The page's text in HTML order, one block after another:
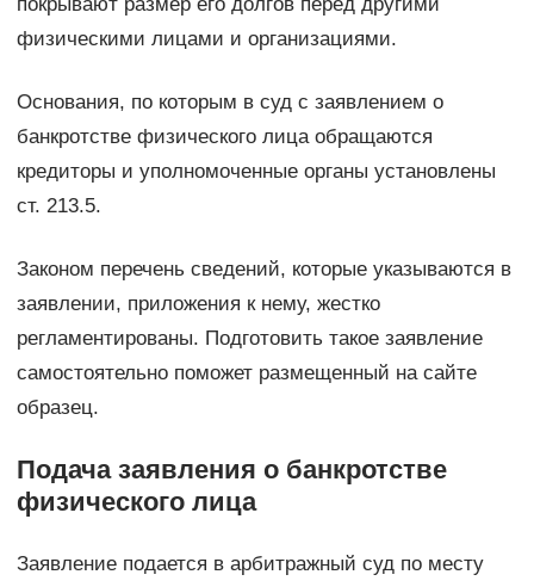
физическими лицами и организациями.
Основания, по которым в суд с заявлением о
банкротстве физического лица обращаются
кредиторы и уполномоченные органы установлены
ст. 213.5.
Законом перечень сведений, которые указываются в
заявлении, приложения к нему, жестко
регламентированы. Подготовить такое заявление
самостоятельно поможет размещенный на сайте
образец.
Подача заявления о банкротстве
физического лица
Заявление подается в арбитражный суд по месту